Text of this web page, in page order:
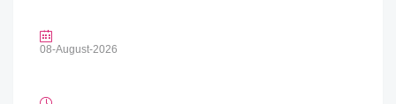
08-August-2026